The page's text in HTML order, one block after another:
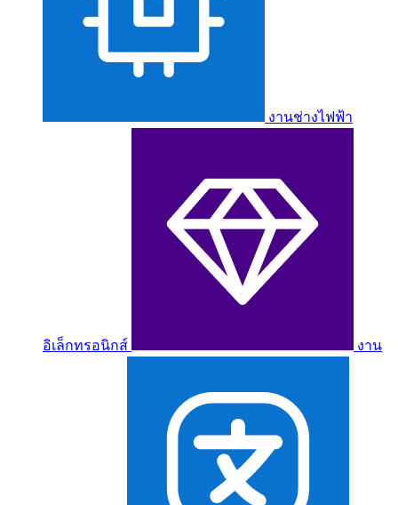
งานช่างไฟฟ้า
อิเล็กทรอนิกส์ งาน